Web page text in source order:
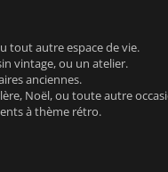
tout autre espace de vie.
vintage, ou un atelier.
anciennes.
Noël, ou toute autre
à thème rétro.